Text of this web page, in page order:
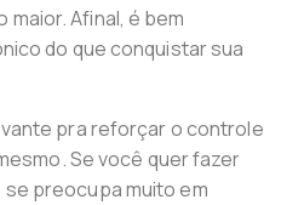
maior. Afinal, é bem
do que conquistar sua
pra reforçar o controle
Se você quer fazer
preocupa muito em